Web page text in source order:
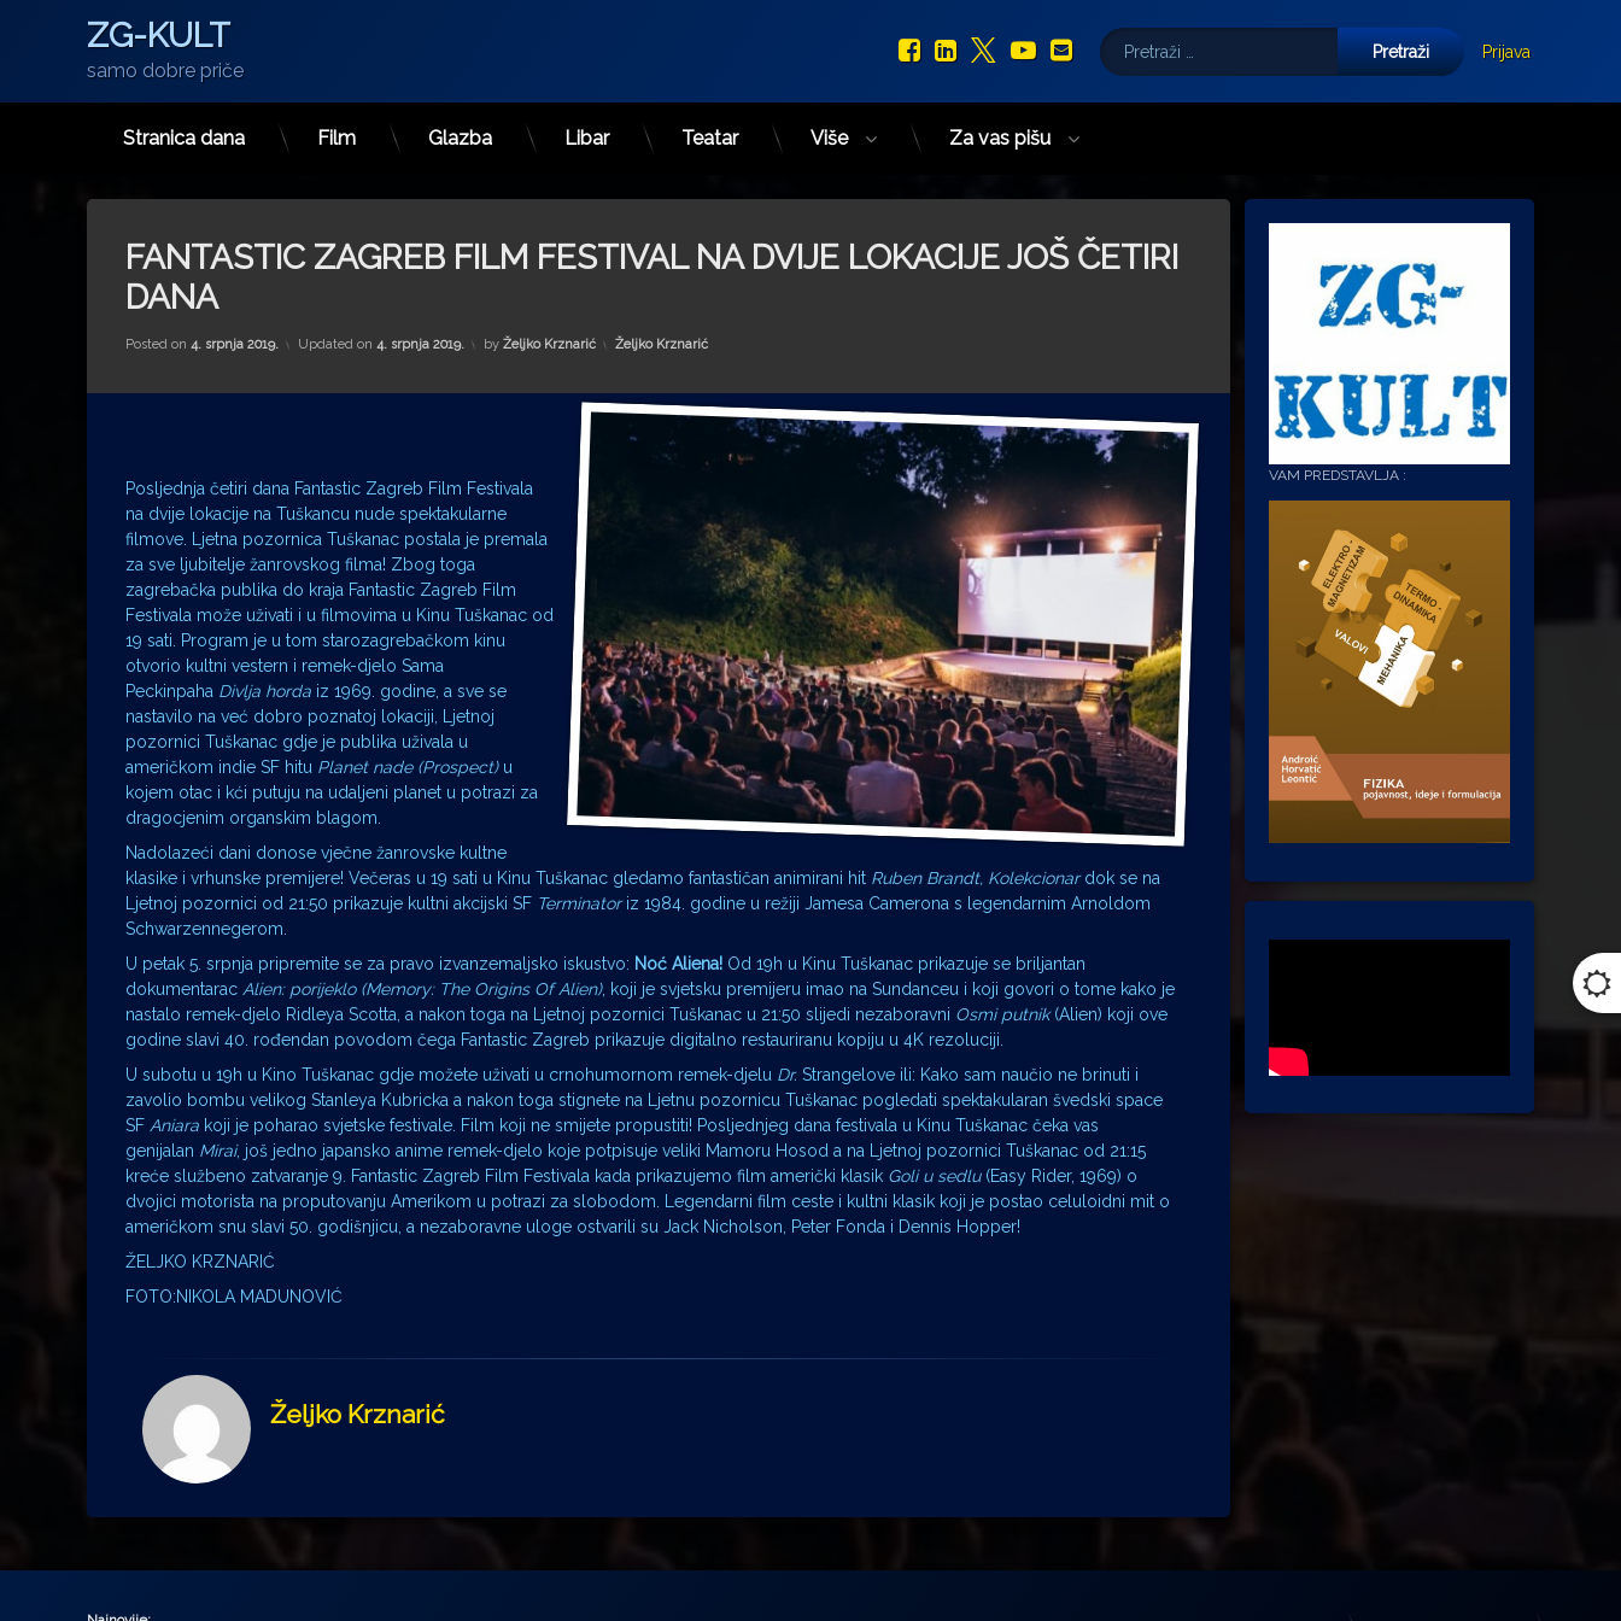
ZG-KULT
samo dobre priče
Facebook
LinkedIn
X.com
YouTube
E-mail
Pretraži:
Prijava
Stranica dana Film Glazba Libar Teatar Više Za vas pišu
FANTASTIC ZAGREB FILM FESTIVAL NA DVIJE LOKACIJE JOŠ ČETIRI
DANA
Posted on 4. srpnja 2019. Updated on 4. srpnja 2019. by Željko Krznarić Kategorije:
Željko Krznarić
Posljednja četiri dana Fantastic Zagreb Film Festivala
na dvije lokacije na Tuškancu nude spektakularne
filmove. Ljetna pozornica Tuškanac postala je premala
za sve ljubitelje žanrovskog filma! Zbog toga
zagrebačka publika do kraja Fantastic Zagreb Film
Festivala može uživati i u filmovima u Kinu Tuškanac od
19 sati. Program je u tom starozagrebačkom kinu
otvorio kultni vestern i remek-djelo Sama
Peckinpaha Divlja horda iz 1969. godine, a sve se
nastavilo na već dobro poznatoj lokaciji, Ljetnoj
pozornici Tuškanac gdje je publika uživala u
američkom indie SF hitu Planet nade (Prospect)u
kojem otac i kći putuju na udaljeni planet u potrazi za
dragocjenim organskim blagom.
Nadolazeći dani donose vječne žanrovske kultne
klasike i vrhunske premijere! Večeras u 19 sati u Kinu Tuškanac gledamo fantastičan animirani hit Ruben Brandt, Kolekcionardok se na
Ljetnoj pozornici od 21:50 prikazuje kultni akcijski SF Terminatoriz 1984. godine u režiji Jamesa Camerona s legendarnim Arnoldom
Schwarzennegerom.
U petak 5. srpnja pripremite se za pravo izvanzemaljsko iskustvo: Noć Aliena! Od 19h u Kinu Tuškanac prikazuje se briljantan
dokumentarac Alien: porijeklo (Memory: The Origins Of Alien), koji je svjetsku premijeru imao na Sundanceu i koji govori o tome kako je
nastalo remek-djelo Ridleya Scotta, a nakon toga na Ljetnoj pozornici Tuškanac u 21:50 slijedi nezaboravni Osmi putnik(Alien) koji ove
godine slavi 40. rođendan povodom čega Fantastic Zagreb prikazuje digitalno restauriranu kopiju u 4K rezoluciji.
U subotu u 19h u Kino Tuškanac gdje možete uživati u crnohumornom remek-djelu Dr. Strangelove ili: Kako sam naučio ne brinuti i
zavolio bombu velikog Stanleya Kubricka a nakon toga stignete na Ljetnu pozornicu Tuškanac pogledati spektakularan švedski space
SF Aniara koji je poharao svjetske festivale. Film koji ne smijete propustiti! Posljednjeg dana festivala u Kinu Tuškanac čeka vas
genijalan Mirai, još jedno japansko anime remek-djelo koje potpisuje veliki Mamoru Hosod a na Ljetnoj pozornici Tuškanac od 21:15
kreće službeno zatvaranje 9. Fantastic Zagreb Film Festivala kada prikazujemo film američki klasik Goli u sedlu (Easy Rider, 1969) o
dvojici motorista na proputovanju Amerikom u potrazi za slobodom. Legendarni film ceste i kultni klasik koji je postao celuloidni mit o
američkom snu slavi 50. godišnjicu, a nezaboravne uloge ostvarili su Jack Nicholson, Peter Fonda i Dennis Hopper!
ŽELJKO KRZNARIĆ
FOTO:NIKOLA MADUNOVIĆ
Željko Krznarić
VAM PREDSTAVLJA :